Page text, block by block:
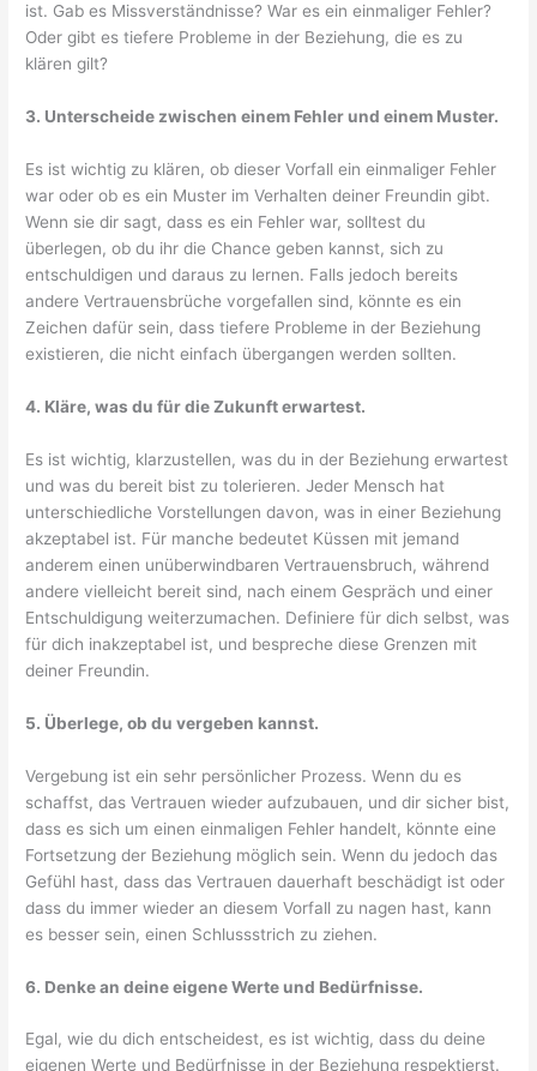
ist. Gab es Missverständnisse? War es ein einmaliger Fehler?
Oder gibt es tiefere Probleme in der Beziehung, die es zu
klären gilt?
3. Unterscheide zwischen einem Fehler und einem Muster.
Es ist wichtig zu klären, ob dieser Vorfall ein einmaliger Fehler
war oder ob es ein Muster im Verhalten deiner Freundin gibt.
Wenn sie dir sagt, dass es ein Fehler war, solltest du
überlegen, ob du ihr die Chance geben kannst, sich zu
entschuldigen und daraus zu lernen. Falls jedoch bereits
andere Vertrauensbrüche vorgefallen sind, könnte es ein
Zeichen dafür sein, dass tiefere Probleme in der Beziehung
existieren, die nicht einfach übergangen werden sollten.
4. Kläre, was du für die Zukunft erwartest.
Es ist wichtig, klarzustellen, was du in der Beziehung erwartest
und was du bereit bist zu tolerieren. Jeder Mensch hat
unterschiedliche Vorstellungen davon, was in einer Beziehung
akzeptabel ist. Für manche bedeutet Küssen mit jemand
anderem einen unüberwindbaren Vertrauensbruch, während
andere vielleicht bereit sind, nach einem Gespräch und einer
Entschuldigung weiterzumachen. Definiere für dich selbst, was
für dich inakzeptabel ist, und bespreche diese Grenzen mit
deiner Freundin.
5. Überlege, ob du vergeben kannst.
Vergebung ist ein sehr persönlicher Prozess. Wenn du es
schaffst, das Vertrauen wieder aufzubauen, und dir sicher bist,
dass es sich um einen einmaligen Fehler handelt, könnte eine
Fortsetzung der Beziehung möglich sein. Wenn du jedoch das
Gefühl hast, dass das Vertrauen dauerhaft beschädigt ist oder
dass du immer wieder an diesem Vorfall zu nagen hast, kann
es besser sein, einen Schlussstrich zu ziehen.
6. Denke an deine eigene Werte und Bedürfnisse.
Egal, wie du dich entscheidest, es ist wichtig, dass du deine
eigenen Werte und Bedürfnisse in der Beziehung respektierst.